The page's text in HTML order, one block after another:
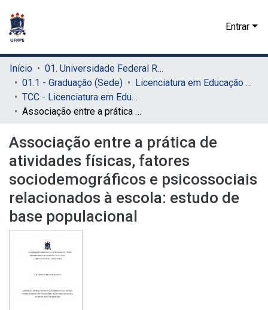
Entrar
Início
01. Universidade Federal Rural de Pernambuco - UFRPE (Sede)
01.1 - Graduação (Sede)
Licenciatura em Educação Física (Sede)
TCC - Licenciatura em Educação Física (Sede)
Associação entre a prática de atividades físicas, fatores sociodemográficos e psicossociais relacionados à escola: estudo de base populacional
Associação entre a prática de
atividades físicas, fatores
sociodemográficos e psicossociais
relacionados à escola: estudo de
base populacional